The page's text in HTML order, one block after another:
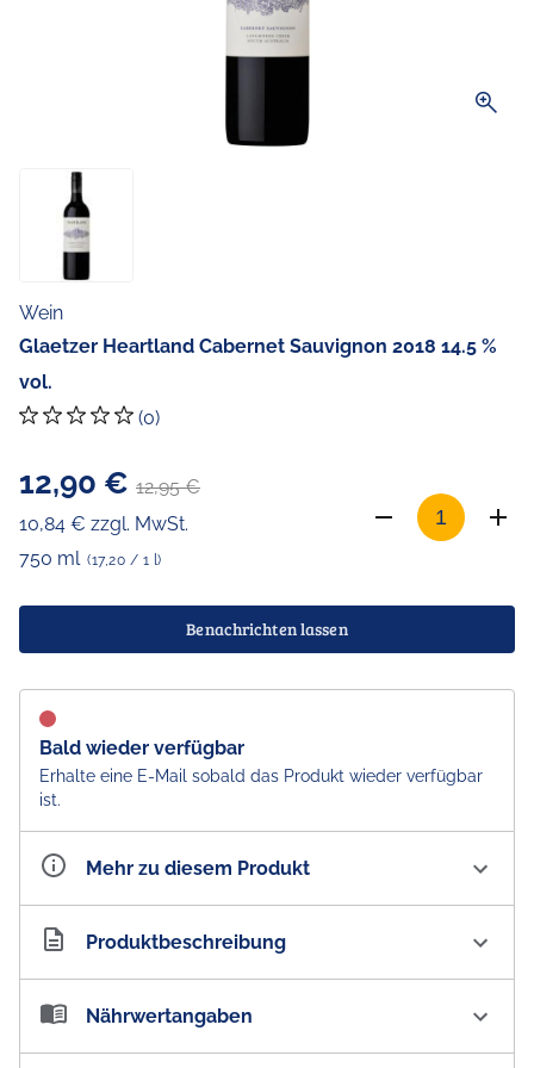
zoom_in
Wein
Glaetzer Heartland Cabernet Sauvignon 2018 14.5 %
vol.
(0)
12,90 € 12,95 €
10,84 € zzgl. MwSt.
750 ml (17,20 / 1 l)
Benachrichten lassen
Bald wieder verfügbar
Erhalte eine E-Mail sobald das Produkt wieder verfügbar
ist.
Mehr zu diesem Produkt
Artikelnummer AU100900
Produktbeschreibung
Glaetzer Heartland Cabernet Sauvignon 2018 14.5 % vol.
Langhorne Creek, South Australia
Nährwertangaben